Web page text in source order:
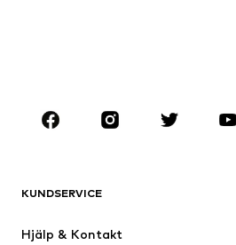
KLÄDER
Jackor
KUNDSERVICE
Hjälp & Kontakt